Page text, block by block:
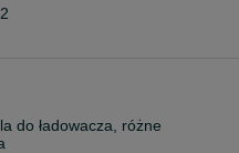
do ładowacza, różne